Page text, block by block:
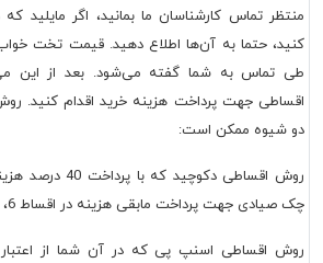
منتظر تماس کارشناسان ما بمانید، اگر مایلید که
طی تماس به شما گفته می‌شود. بعد از این
اقساطی جهت پرداخت هزینه خرید اقدام کنید.
دو شیوه ممکن است:
روش اقساطی دکوچید
چک صیادی جهت پرداخت مابقی هزینه در اقساط 6، 10 و 24 صورت می‌گیرد.
روش اقساطی اسنپ پی که در آن شما از